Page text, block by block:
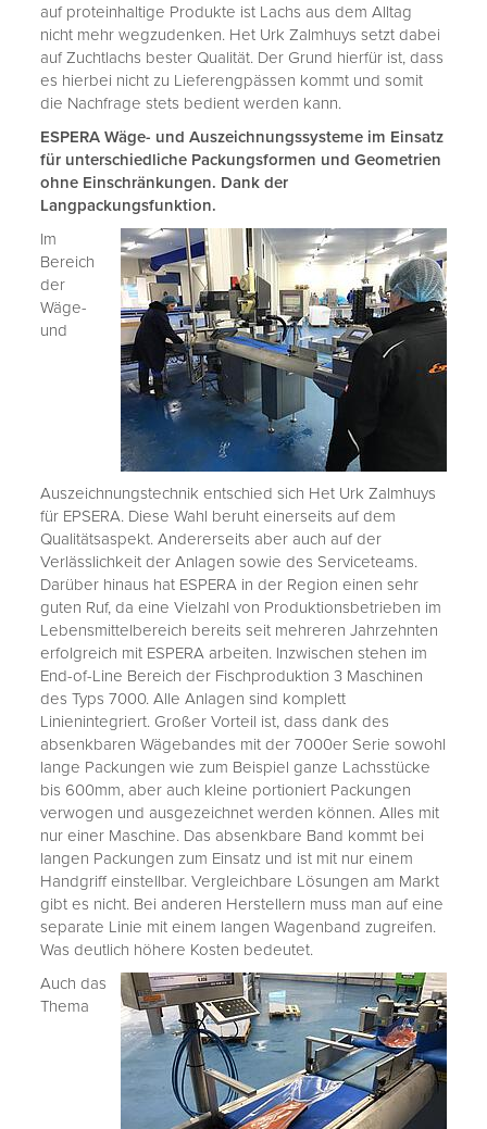
auf proteinhaltige Produkte ist Lachs aus dem Alltag
nicht mehr wegzudenken. Het Urk Zalmhuys setzt dabei
auf Zuchtlachs bester Qualität. Der Grund hierfür ist, dass
es hierbei nicht zu Lieferengpässen kommt und somit
die Nachfrage stets bedient werden kann.
ESPERA Wäge- und Auszeichnungssysteme im Einsatz
für unterschiedliche Packungsformen und Geometrien
ohne Einschränkungen. Dank der
Langpackungsfunktion.
Im
Bereich
der
Wäge-
und
Auszeichnungstechnik entschied sich Het Urk Zalmhuys
für EPSERA. Diese Wahl beruht einerseits auf dem
Qualitätsaspekt. Andererseits aber auch auf der
Verlässlichkeit der Anlagen sowie des Serviceteams.
Darüber hinaus hat ESPERA in der Region einen sehr
guten Ruf, da eine Vielzahl von Produktionsbetrieben im
Lebensmittelbereich bereits seit mehreren Jahrzehnten
erfolgreich mit ESPERA arbeiten. Inzwischen stehen im
End-of-Line Bereich der Fischproduktion 3 Maschinen
des Typs 7000. Alle Anlagen sind komplett
Linienintegriert. Großer Vorteil ist, dass dank des
absenkbaren Wägebandes mit der 7000er Serie sowohl
lange Packungen wie zum Beispiel ganze Lachsstücke
bis 600mm, aber auch kleine portioniert Packungen
verwogen und ausgezeichnet werden können. Alles mit
nur einer Maschine. Das absenkbare Band kommt bei
langen Packungen zum Einsatz und ist mit nur einem
Handgriff einstellbar. Vergleichbare Lösungen am Markt
gibt es nicht. Bei anderen Herstellern muss man auf eine
separate Linie mit einem langen Wagenband zugreifen.
Was deutlich höhere Kosten bedeutet.
Auch das
Thema